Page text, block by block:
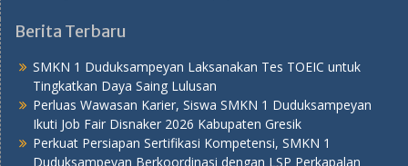
Berita Terbaru
SMKN 1 Duduksampeyan Laksanakan Tes TOEIC untuk
Tingkatkan Daya Saing Lulusan
Perluas Wawasan Karier, Siswa SMKN 1 Duduksampeyan
Ikuti Job Fair Disnaker 2026 Kabupaten Gresik
Perkuat Persiapan Sertifikasi Kompetensi, SMKN 1
Duduksampeyan Berkoordinasi dengan LSP Perkapalan